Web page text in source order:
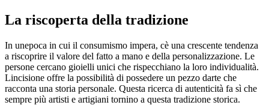
La riscoperta della tradizione
In unepoca in cui il consumismo impera, cè una crescente tendenza
a riscoprire il valore del fatto a mano e della personalizzazione. Le
persone cercano gioielli unici che rispecchiano la loro individualità.
Lincisione offre la possibilità di possedere un pezzo darte che
racconta una storia personale. Questa ricerca di autenticità fa sì che
sempre più artisti e artigiani tornino a questa tradizione storica.